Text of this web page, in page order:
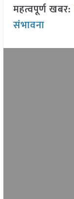
महत्वपूर्ण खबर:
संभावना